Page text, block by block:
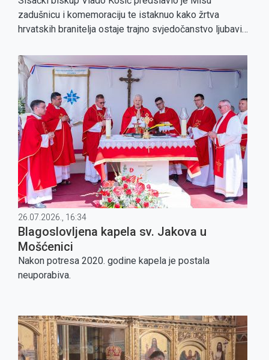
zadušnicu i komemoraciju te istaknuo kako žrtva
hrvatskih branitelja ostaje trajno svjedočanstvo ljubavi
26.07.2026., 16:34
Blagoslovljena kapela sv. Jakova u
Mošćenici
Nakon potresa 2020. godine kapela je postala
neuporabiva.